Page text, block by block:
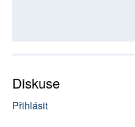
Diskuse
Přihlásit